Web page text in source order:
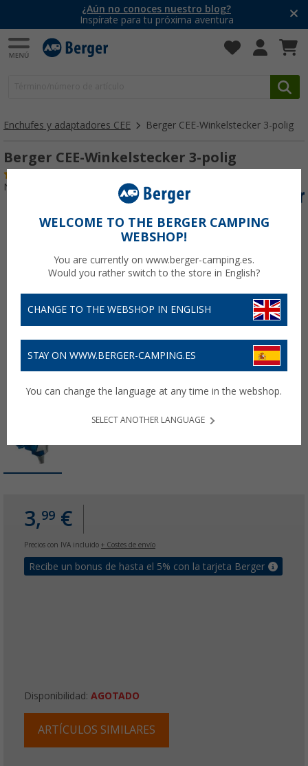
¿Aún no conoces nuestro blog?
Inspírate para tu próxima aventura
Enchufes y adaptadores CEE Berger CEE-Winkelstecker 3-polig
Berger CEE-Winkelstecker 3-polig
Nº de artículo 142870
3,99 €
Precios con IVA incluido + Costes de envío
Recibe un bonus de hasta el 5% con la tarjeta Berger
Disponibilidad: AGOTADO
ARTÍCULOS SIMILARES
WELCOME TO THE BERGER CAMPING
WEBSHOP!
You are currently on www.berger-camping.es.
Would you rather switch to the store in English?
CHANGE TO THE WEBSHOP IN ENGLISH
STAY ON WWW.BERGER-CAMPING.ES
You can change the language at any time in the webshop.
SELECT ANOTHER LANGUAGE